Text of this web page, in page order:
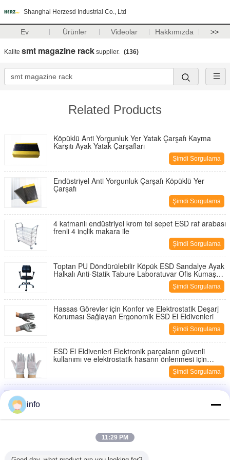
Shanghai Herzesd Industrial Co., Ltd
Ev Ürünler Videolar Hakkımızda >>
Kalite smt magazine rack supplier. (136)
Related Products
Köpüklü Anti Yorgunluk Yer Yatak Çarşafı Kayma
Karşıtı Ayak Yatak Çarşafları
Şimdi Sorgulama
Endüstriyel Anti Yorgunluk Çarşafı Köpüklü Yer
Çarşafı
Şimdi Sorgulama
4 katmanlı endüstriyel krom tel sepet ESD raf arabası
frenli 4 inçlik makara ile
Şimdi Sorgulama
Toptan PU Döndürülebilir Köpük ESD Sandalye Ayak
Halkalı Anti-Statik Tabure Laboratuvar Ofis Kumaş
Şimdi Sorgulama
Hassas Görevler için Konfor ve Elektrostatik Deşarj
Koruması Sağlayan Ergonomik ESD El Eldivenleri
Şimdi Sorgulama
ESD El Eldivenleri Elektronik parçaların güvenli
kullanımı ve elektrostatik hasarın önlenmesi için
Şimdi Sorgulama
PVC köpük + PVC yüzey çift PVC Anti Yorgunluk
Çarşafı ESD Anti Yorgunluk Zemin Çarşafı Kabuk
info
11:29 PM